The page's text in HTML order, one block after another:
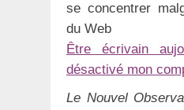
se concentrer
du Web
Être écrivain
désactivé mon
Le Nouvel